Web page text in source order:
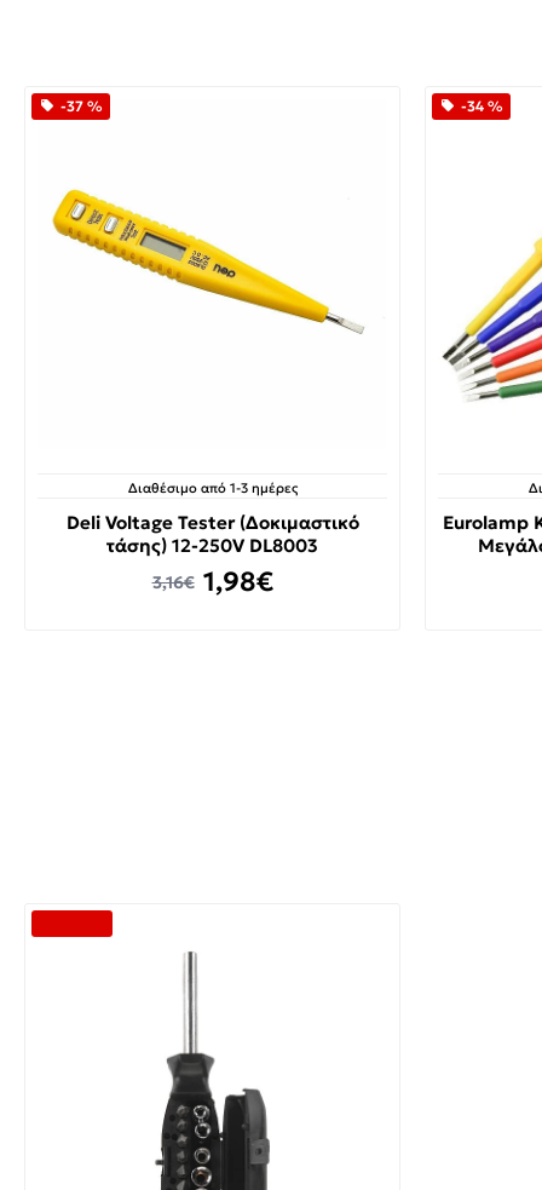
-37 %
Διαθέσιμο από 1-3 ημέρες
Deli Voltage Tester (Δοκιμαστικό
τάσης) 12-250V DL8003
1,98€
3,16€
-34 %
Eurolamp